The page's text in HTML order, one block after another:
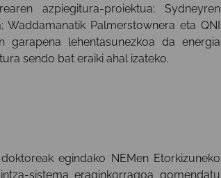
azpiegitura-proiektua; Sydneyren
Palmerstownera eta QNI
garapena lehentasunezkoa da energia
sendo bat eraiki ahal izateko.
egindako NEMen Etorkizuneko
sistema eraginkorragoa gomendatu